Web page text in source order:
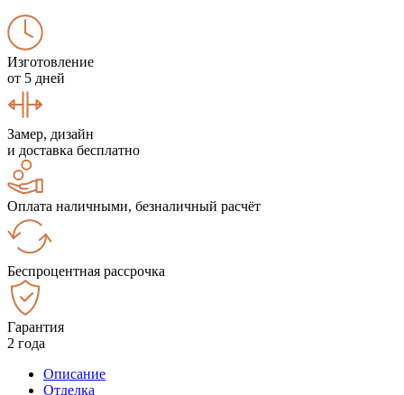
Изготовление
от 5 дней
Замер, дизайн
и доставка бесплатно
Оплата наличными, безналичный расчёт
Беспроцентная рассрочка
Гарантия
2 года
Описание
Отделка